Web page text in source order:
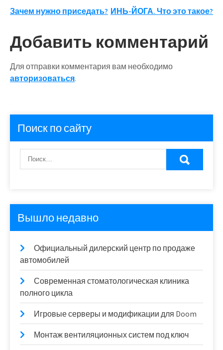
Навигация
по
записям
Зачем нужно приседать? ИНЬ-ЙОГА. Что это такое?
Добавить комментарий
Для отправки комментария вам необходимо
авторизоваться.
Поиск по сайту
Вышло недавно
Официальный дилерский центр по продаже
автомобилей
Современная стоматологическая клиника
полного цикла
Игровые серверы и модификации для Doom
Монтаж вентиляционных систем под ключ